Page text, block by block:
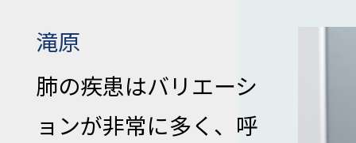
滝原
肺の疾患はバリエーシ
ョンが非常に多く、呼